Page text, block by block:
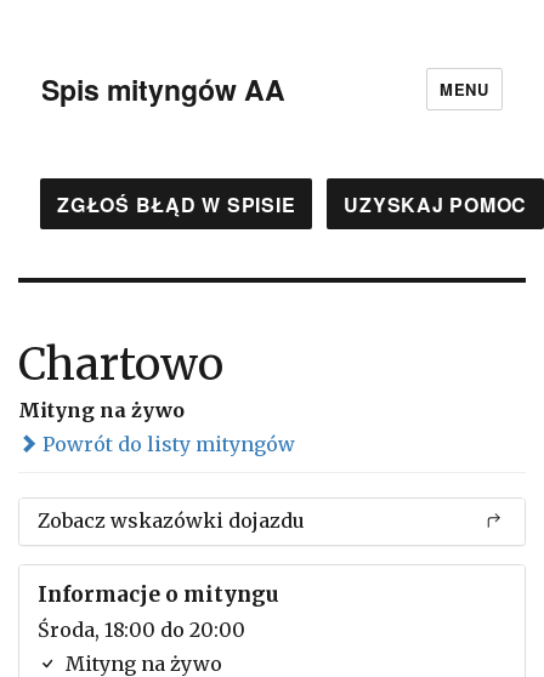
Spis mityngów AA MENU
ZGŁOŚ BŁĄD W SPISIE UZYSKAJ POMOC
Chartowo
Mityng na żywo
Powrót do listy mityngów
Zobacz wskazówki dojazdu
Informacje o mityngu
Środa, 18:00 do 20:00
Mityng na żywo